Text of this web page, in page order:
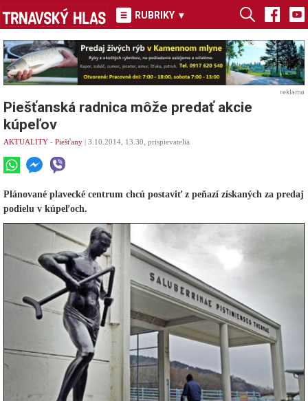
RUBRIKY ▾
reklama
Piešťanská radnica môže predať akcie
kúpeľov
AKTUALITY - Piešťany | 3.10.2014, 13.30, prispievatelia
Plánované plavecké centrum chcú postaviť z peňazí získaných za predaj
podielu v kúpeľoch.